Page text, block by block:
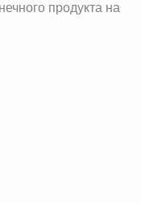
продукта на